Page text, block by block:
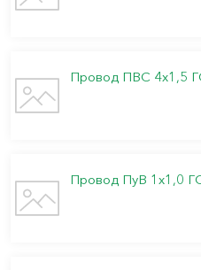
Провод ПВС 4х1,5
Провод ПуВ 1х1,0